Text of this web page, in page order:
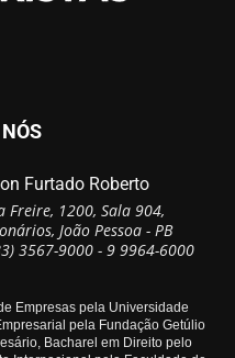
Furtado Roberto
Freire, 1200, Sala 904,
João Pessoa - PB
3567-9000 - 9 9964-6000
Empresas pela Universidade
pela Fundação Getúlio
Bacharel em Direito pelo